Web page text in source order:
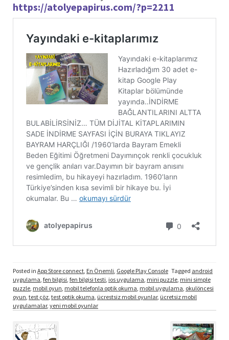
https://atolyepapirus.com/?p=2211
Posted in App Store connect En Önemli Google Play Console Tagged android
uygulama fen bilgisi fen bilgisi testi ios uygulama mini puzzle mini simple
puzzle mobil oyun mobil telefonla optik okuma mobil uygulama okulöncesi
oyun test çöz test optik okuma ücrestsiz mobil oyunlar, ücretsiz mobil
uygulamalar, yeni mobil oyunlar
navigation